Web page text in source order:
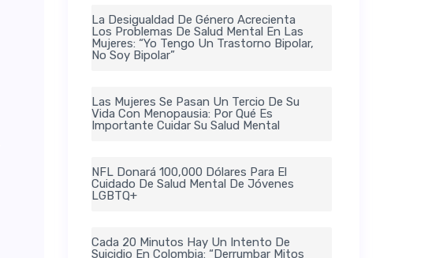
La Desigualdad De Género Acrecienta
Los Problemas De Salud Mental En Las
Mujeres: “Yo Tengo Un Trastorno Bipolar,
No Soy Bipolar”
Las Mujeres Se Pasan Un Tercio De Su
Vida Con Menopausia: Por Qué Es
Importante Cuidar Su Salud Mental
NFL Donará 100,000 Dólares Para El
Cuidado De Salud Mental De Jóvenes
LGBTQ+
Cada 20 Minutos Hay Un Intento De
Suicidio En Colombia: “Derrumbar Mitos